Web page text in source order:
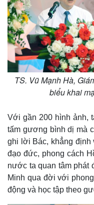
TS. Vũ Mạnh Hà,
biểu khai
Với gần 200 hình ảnh,
tấm gương bình dị mà
ghi lời Bác, khẳng định
đạo đức, phong cách
nước ta quan tâm phát
Minh qua đời với
động và học tập theo